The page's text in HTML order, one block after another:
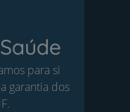
para si
garantia dos